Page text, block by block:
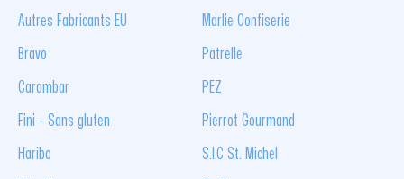
Autres Fabricants EU
Bravo
Carambar
Fini - Sans gluten
Haribo
Marlie Confiserie
Patrelle
PEZ
Pierrot Gourmand
S.I.C St. Michel